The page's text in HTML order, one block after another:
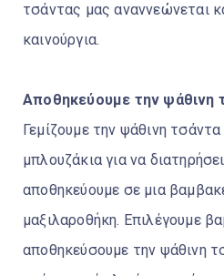
τσάντας μας αναννεώνεται
καινούργια.
Αποθηκεύουμε την ψάθινη
Γεμίζουμε την ψάθινη
μπλουζάκια για να
αποθηκεύουμε σε μια
μαξιλαροθήκη. Επιλέγουμε
αποθηκεύσουμε την ψάθινη